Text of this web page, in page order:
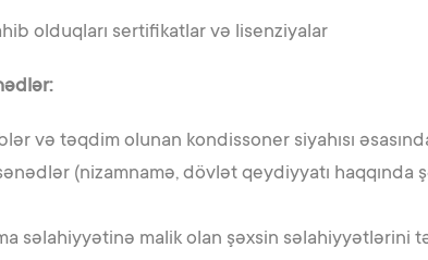
olduqları sertifikatlar və lisenziyalar
təqdim olunan kondissoner siyahısı
(nizamnamə, dövlət qeydiyyatı haqqında
səlahiyyətinə malik olan şəxsin səlahiyyətlərini